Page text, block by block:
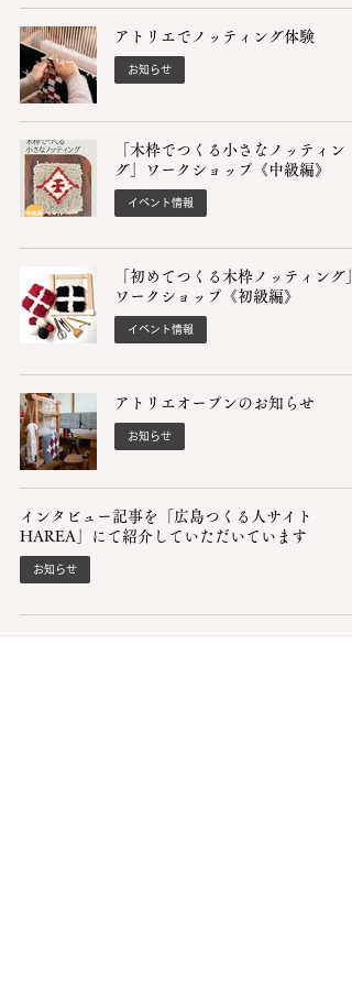
アトリエでノッティング体験
お知らせ
「木枠でつくる小さなノッティン
グ」ワークショップ《中級編》
イベント情報
「初めてつくる木枠ノッティング」
ワークショップ《初級編》
イベント情報
アトリエオープンのお知らせ
お知らせ
インタビュー記事を「広島つくる人サイト
HAREA」にて紹介していただいています
お知らせ